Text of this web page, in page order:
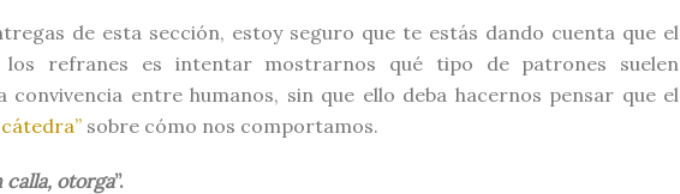
de esta sección, estoy seguro que te estás dando cuenta que el
los refranes es intentar mostrarnos qué tipo de patrones suelen
convivencia entre humanos, sin que ello deba hacernos pensar que el
sobre cómo nos comportamos.
calla, otorga”.